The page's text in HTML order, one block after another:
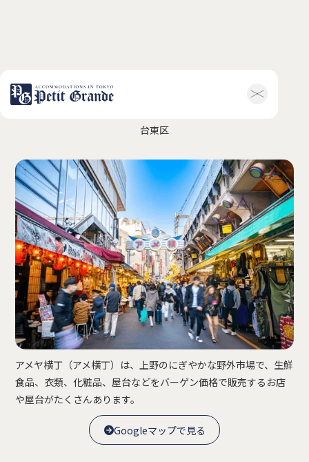
会社概要
キャンペーン
お問い合わせ
ホテル関連情報
トップ
プチグランデミ
ヤビ
利用規約
FAQ
家具付き物件
トップ
空室一覧
お客様の声
利用規約
FAQ
賃貸物件
概要
空室一覧
各種書類一覧
契約の流れ
鍵と保険について
自転車登録
よくある質問
利用規約
English
アメ横マーケット
台東区
アメヤ横丁（アメ横丁）は、上野のにぎやかな野外市場で、生鮮
食品、衣類、化粧品、屋台などをバーゲン価格で販売するお店
や屋台がたくさんあります。
Googleマップで見る
Googleマップで見る